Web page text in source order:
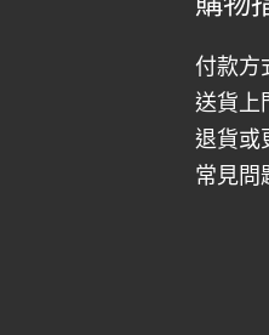
付款方
送貨上
退貨或
常見問